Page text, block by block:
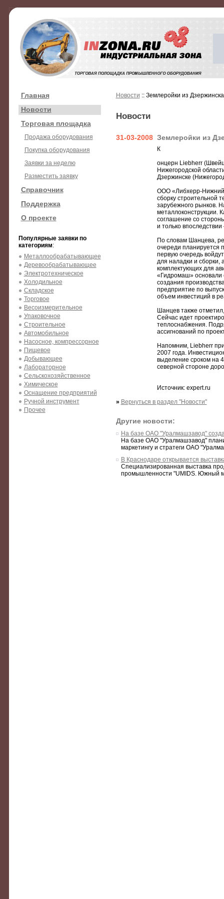
Главная
Новости
Торговая площадка
Продажа оборудования
Покупка оборудования
Заявки за неделю
Разместить заявку
Справочник
Поддержка
О проекте
Популярные заявки по
категориям:
Металлообрабатывающее
Деревообрабатывающее
Электротехническое
Холодильное
Складское
Торговое
Весоизмерительное
Упаковочное
Строительное
Автомобильное
Насосное, компрессорное
Пищевое
Добывающее
Лабораторное
Сельскохозяйственное
Химическое
Оснащение предприятий
Ручной инструмент
Прочее
Новости :: Землеройки из Дзержинска
Новости
31-03-2008 Землеройки из
К
онцерн Liebherr
Нижегородской
Дзержинске
ООО «Либхерр-Нижний
сборку строительной
зарубежного рынков.
металлоконструкции.
соглашение со
и только впоследствии
По словам Шанцева,
очереди планируется
первую очередь
для наладки и сборки,
комплектующих для
«Гидромаш» основали
создания
предприятие по
объем инвестиций в
Шанцев также
Сейчас идет
теплоснабжения.
ассигнований по
Напомним, Liebherr
2007 года.
выделение сроком на
северной стороне
Источник: expert.ru
» Вернуться в раздел "Новости"
Другие новости:
На базе ОАО "Уралмашзавод"
На базе ОАО "Уралмашзавод"
маркетингу и стратеги ОАО
В Краснодаре открывается
Специализированная выставка
промышленности "UMIDS. Южный